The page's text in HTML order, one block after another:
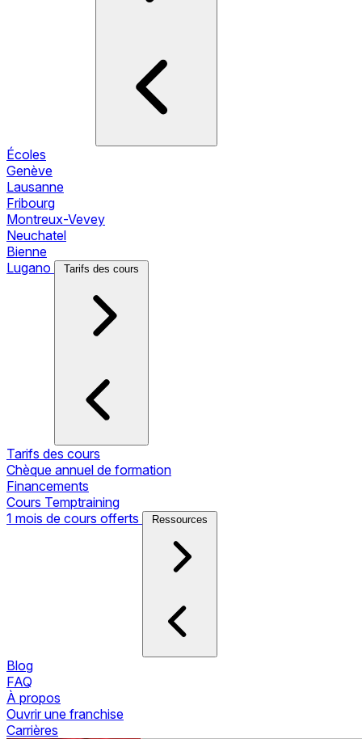
Écoles
Genève
Lausanne
Fribourg
Montreux-Vevey
Neuchatel
Bienne
Lugano
Tarifs des cours
Tarifs des cours
Chèque annuel de formation
Financements
Cours Temptraining
1 mois de cours offerts
Ressources
Blog
FAQ
À propos
Ouvrir une franchise
Carrières